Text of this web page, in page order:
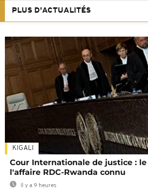
PLUS D'ACTUALITÉS
KIGALI
Cour Internationale de justice :
l'affaire RDC-Rwanda connu
Il y a 9 heures